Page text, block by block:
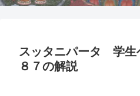
スッタニパータ 学生
８７の解説